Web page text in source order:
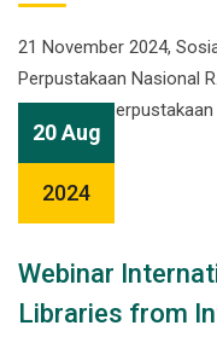
21 November 2024,
Perpustakaan Nasional
kerjasama
20 Aug
2024
Webinar
Libraries from